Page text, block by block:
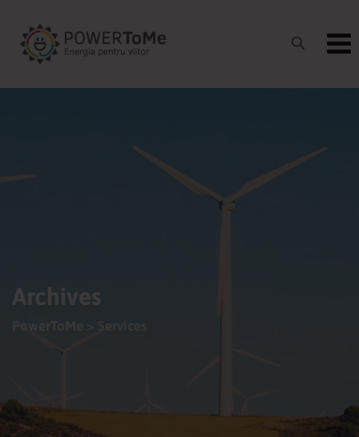
content
Archives
PowerToMe